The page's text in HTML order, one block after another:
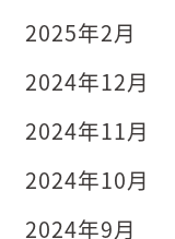
2025年2月
2024年12月
2024年11月
2024年10月
2024年9月